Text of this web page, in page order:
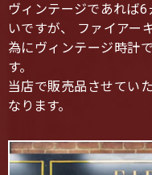
ヴィンテージであれば
いですが、 ファイアー
為にヴィンテージ時計
す。
当店で販売品させてい
なります。